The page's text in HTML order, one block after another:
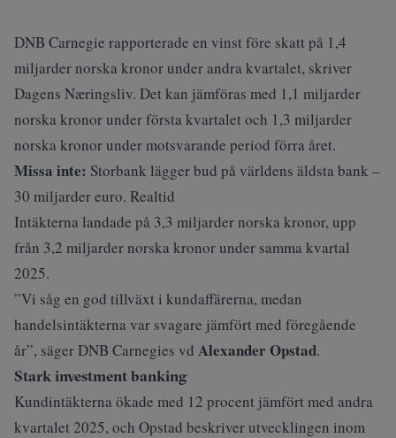
DNB Carnegie rapporterade en vinst före skatt på 1,4
miljarder norska kronor under andra kvartalet, skriver
Dagens Næringsliv. Det kan jämföras med 1,1 miljarder
norska kronor under första kvartalet och 1,3 miljarder
norska kronor under motsvarande period förra året.
Missa inte: Storbank lägger bud på världens äldsta bank –
30 miljarder euro. Realtid
Intäkterna landade på 3,3 miljarder norska kronor, upp
från 3,2 miljarder norska kronor under samma kvartal
2025.
”Vi såg en god tillväxt i kundaffärerna, medan
handelsintäkterna var svagare jämfört med föregående
år”, säger DNB Carnegies vd Alexander Opstad.
Stark investment banking
Kundintäkterna ökade med 12 procent jämfört med andra
kvartalet 2025, och Opstad beskriver utvecklingen inom